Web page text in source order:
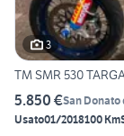
3
TM SMR 530
5.850 €San Donato
Usato01/2018100 Km